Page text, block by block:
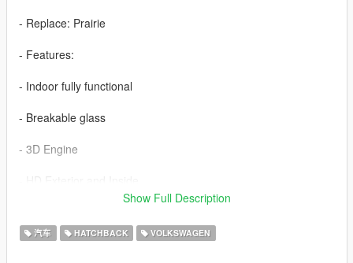
- Replace: Prairie
- Features:
- Indoor fully functional
- Breakable glass
- 3D Engine
Use the OpenIV to replace the files: Grand Theft Auto
Show Full Description
汽车 HATCHBACK VOLKSWAGEN